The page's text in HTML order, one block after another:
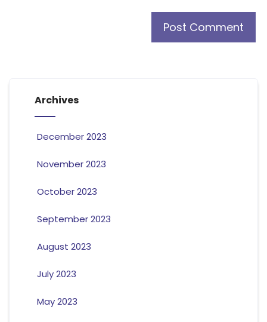
Archives
December 2023
November 2023
October 2023
September 2023
August 2023
July 2023
May 2023